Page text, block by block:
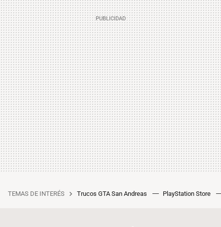
TEMAS DE INTERÉS Trucos GTA San Andreas PlayStation Store